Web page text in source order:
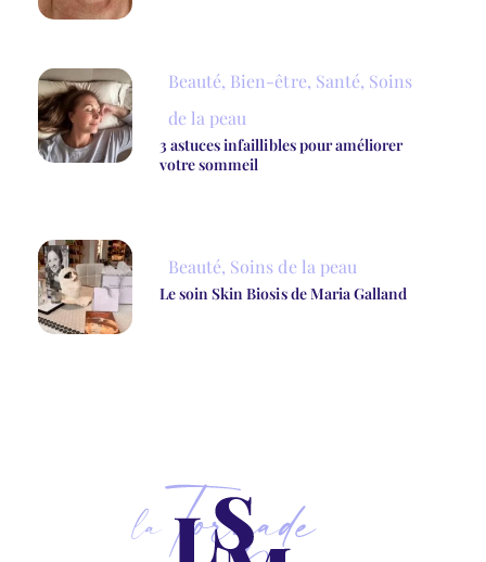
Beauté, Bien-être, Santé, Soins
de la peau
3 astuces infaillibles pour améliorer
votre sommeil
Beauté, Soins de la peau
Le soin Skin Biosis de Maria Galland